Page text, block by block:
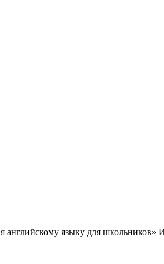
языку для школьников»